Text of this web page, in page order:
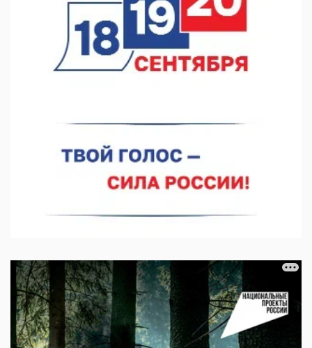
В Нижнем Новгороде прошло совещание Росгвардии
07.08.2026 12:04